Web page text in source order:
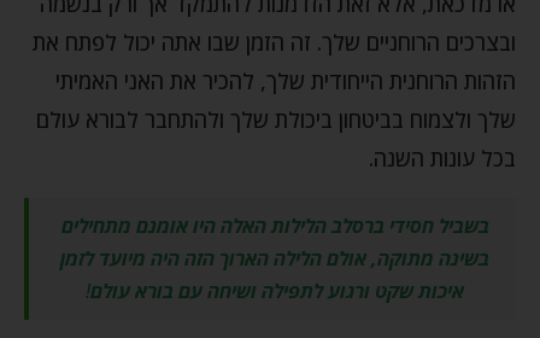
ובצרכים הרוחניים שלך. זה הזמן שבו אתה יכול לפתח את
הזהות הרוחנית הייחודית שלך, להכיר את האני האמיתי
שלך ולצמוח בביטחון ביכולת שלך ולהתחבר לבורא עולם
בכל עונות השנה.
בשביל חסידי ברסלב הלילות האלה היו אומנם מתחילים
בשינה מתוקה, אולם הלילה הארוך הזה היה מיועד לזמן
איכות שקט ורגוע לתפילה ושיחה עם בורא עולם!